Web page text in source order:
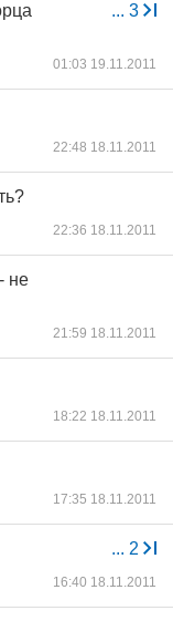
... 3
01:03 19.11.2011
22:48 18.11.2011
22:36 18.11.2011
не
21:59 18.11.2011
18:22 18.11.2011
17:35 18.11.2011
... 2
16:40 18.11.2011